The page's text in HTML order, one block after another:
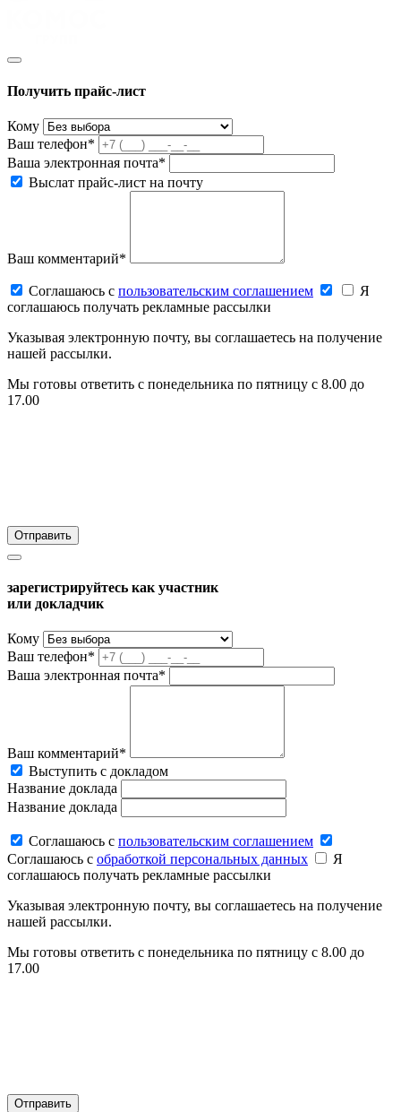
Получить прайс-лист
Кому
Ваш телефон*
Ваша электронная почта*
Выслат прайс-лист на почту
Ваш комментарий*
Соглашаюсь c пользовательским соглашением
Я
соглашаюсь получать рекламные рассылки
Указывая электронную почту, вы соглашаетесь на получение
нашей рассылки.
Мы готовы ответить с понедельника по пятницу с 8.00 до
17.00
зарегистрируйтесь как участник
или докладчик
Кому
Ваш телефон*
Ваша электронная почта*
Ваш комментарий*
Выступить с докладом
Название доклада
Название доклада
Соглашаюсь c пользовательским соглашением
Соглашаюсь c обработкой персональных данных
Я
соглашаюсь получать рекламные рассылки
Указывая электронную почту, вы соглашаетесь на получение
нашей рассылки.
Мы готовы ответить с понедельника по пятницу с 8.00 до
17.00